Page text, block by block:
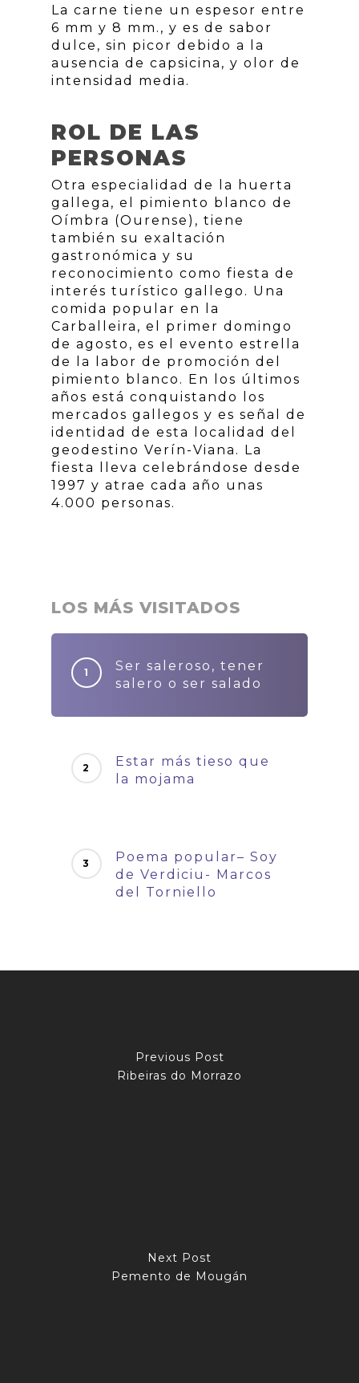
La carne tiene un espesor entre
6 mm y 8 mm., y es de sabor
dulce, sin picor debido a la
ausencia de capsicina, y olor de
intensidad media.
ROL DE LAS
PERSONAS
Otra especialidad de la huerta
gallega, el pimiento blanco de
Oímbra (Ourense), tiene
también su exaltación
gastronómica y su
reconocimiento como fiesta de
interés turístico gallego. Una
comida popular en la
Carballeira, el primer domingo
de agosto, es el evento estrella
de la labor de promoción del
pimiento blanco. En los últimos
años está conquistando los
mercados gallegos y es señal de
identidad de esta localidad del
geodestino Verín-Viana. La
fiesta lleva celebrándose desde
1997 y atrae cada año unas
4.000 personas.
LOS MÁS VISITADOS
Ser saleroso, tener
salero o ser salado
Estar más tieso que
la mojama
Poema popular– Soy
de Verdiciu- Marcos
del Torniello
Previous Post
Ribeiras do Morrazo
Next Post
Pemento de Mougán